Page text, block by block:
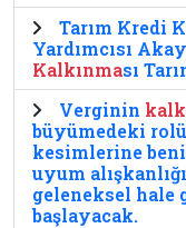
Tarım Kredi
Yardımcısı
Kalkınması
Verginin
büyümedeki
kesimlerine
uyum
geleneksel hale
başlayacak.